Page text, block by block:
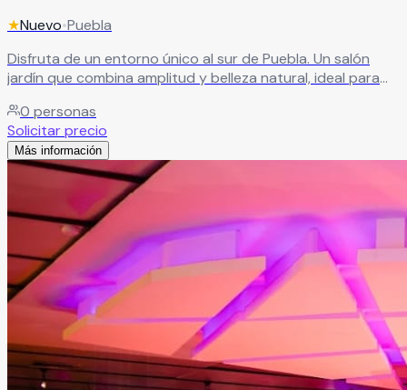
★Nuevo•Puebla
Disfruta de un entorno único al sur de Puebla. Un salón
jardín que combina amplitud y belleza natural, ideal para
encantador.Leer más
0 personas
Solicitar precio
Más información